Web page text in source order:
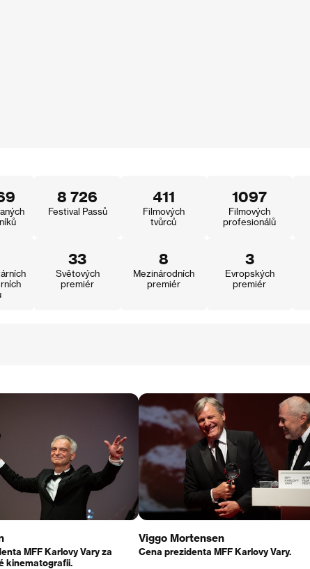
8 726
Festival Passů
411
Filmových
tvůrců
1097
Filmových
profesionálů
33
Světových
premiér
8
Mezinárodních
premiér
3
Evropských
premiér
MFF Karlovy Vary za
kinematografii.
Viggo Mortensen
Cena prezidenta MFF Karlovy Vary.